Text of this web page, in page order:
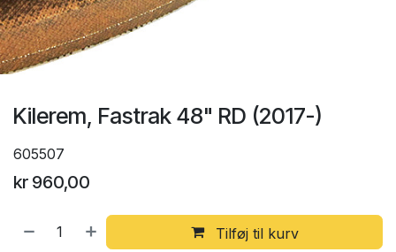
Kilerem, Fastrak 48" RD (2017-)
605507
kr 960,00
Tilføj til kurv